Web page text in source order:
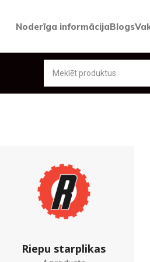
Noderīga informācijaBlogs
Riepu starplikas